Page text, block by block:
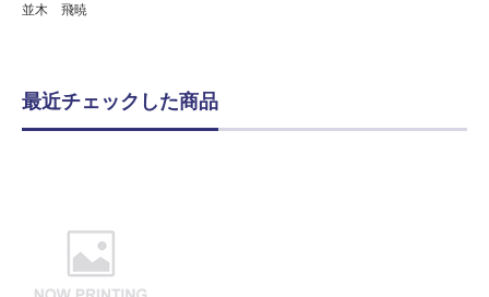
並木 飛暁
最近チェックした商品